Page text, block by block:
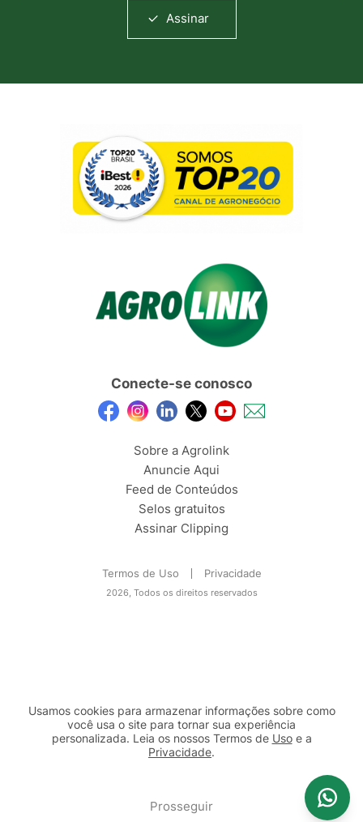
Assinar
Conecte-se conosco
Sobre a Agrolink
Anuncie Aqui
Feed de Conteúdos
Selos gratuitos
Assinar Clipping
Termos de Uso Privacidade
2026, Todos os direitos reservados
Usamos cookies para armazenar informações sobre como
você usa o site para tornar sua experiência
personalizada. Leia os nossos Termos de Usoe a
Privacidade.
Prosseguir